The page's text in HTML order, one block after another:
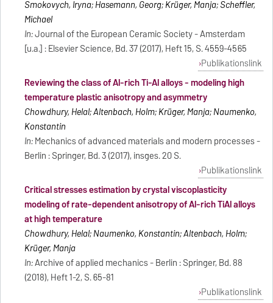
Smokovych, Iryna; Hasemann, Georg; Krüger, Manja; Scheffler,
Michael
In:Journal of the European Ceramic Society - Amsterdam
[u.a.] : Elsevier Science, Bd. 37 (2017), Heft 15, S. 4559-4565
Publikationslink
Reviewing the class of Al-rich Ti-Al alloys - modeling high
temperature plastic anisotropy and asymmetry
Chowdhury, Helal; Altenbach, Holm; Krüger, Manja; Naumenko,
Konstantin
In:Mechanics of advanced materials and modern processes -
Berlin : Springer, Bd. 3 (2017), insges. 20 S.
Publikationslink
Critical stresses estimation by crystal viscoplasticity
modeling of rate-dependent anisotropy of Al-rich TiAl alloys
at high temperature
Chowdhury, Helal; Naumenko, Konstantin; Altenbach, Holm;
Krüger, Manja
In:Archive of applied mechanics - Berlin : Springer, Bd. 88
(2018), Heft 1-2, S. 65-81
Publikationslink